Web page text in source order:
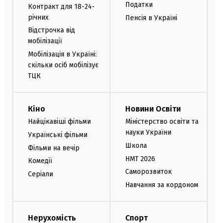
Контракт для 18-24-
річних
Відстрочка від
мобілізації
Мобілізація в Україні:
скільки осіб мобілізує
ТЦК
Податки
Пенсія в Україні
Кіно
Найцікавіші фільми
Українські фільми
Фільми на вечір
Комедії
Серіали
Новини Освіти
Міністерство освіти та
науки України
Школа
НМТ 2026
Саморозвиток
Навчання за кордоном
Нерухомість Спорт